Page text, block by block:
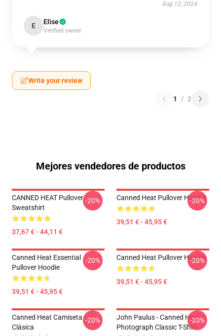
Aug 12, 2024
E Elise
Verified owner
Write your review
1 / 2
Mejores vendedores de productos
CANNED HEAT Pullover
Sweatshirt
37,67 € - 44,11 €
-20% Canned Heat Pullover Hoodie
39,51 € - 45,95 €
-20%
Canned Heat Essential
Pullover Hoodie
39,51 € - 45,95 €
-20% Canned Heat Pullover Hoodie
39,51 € - 45,95 €
-20%
Canned Heat Camiseta
Clásica
-20%
John Paulus - Canned Heat -
Photograph Classic T-Shirt
-20%